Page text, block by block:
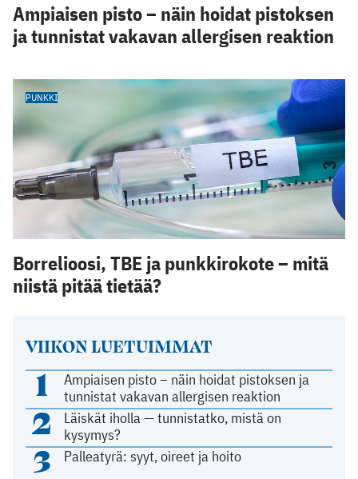
VIIKON LUETUIMMAT
1
Ampiaisen pisto – näin hoidat pistoksen ja
tunnistat vakavan allergisen reaktion
2
Läiskät iholla — tunnistatko, mistä on
kysymys?
3 Palleatyrä: syyt, oireet ja hoito
Ampiaisen pisto – näin hoidat pistoksen
ja tunnistat vakavan allergisen reaktion
PUNKKI
Borrelioosi, TBE ja punkkirokote – mitä
niistä pitää tietää?